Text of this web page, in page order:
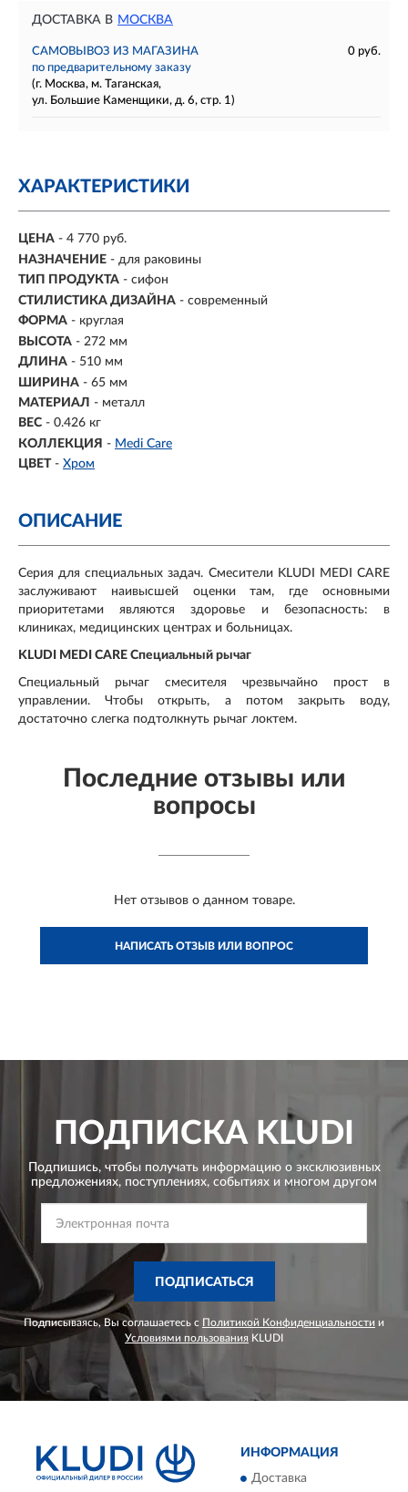
ДОСТАВКА В МОСКВА
САМОВЫВОЗ ИЗ МАГАЗИНА
0 руб.
по предварительному заказу
(г. Москва, м. Таганская,
ул. Большие Каменщики, д. 6, стр. 1)
ХАРАКТЕРИСТИКИ
ЦЕНА - 4 770 руб.
НАЗНАЧЕНИЕ - для раковины
ТИП ПРОДУКТА - сифон
СТИЛИСТИКА ДИЗАЙНА - современный
ФОРМА - круглая
ВЫСОТА - 272 мм
ДЛИНА - 510 мм
ШИРИНА - 65 мм
МАТЕРИАЛ - металл
ВЕС - 0.426 кг
КОЛЛЕКЦИЯ - Medi Care
ЦВЕТ - Хром
ОПИСАНИЕ
Серия для специальных задач. Смесители KLUDI MEDI CARE
заслуживают наивысшей оценки там, где основными
приоритетами являются здоровье и безопасность: в
клиниках, медицинских центрах и больницах.
KLUDI MEDI CARE Специальный рычаг
Специальный рычаг смесителя чрезвычайно прост в
управлении. Чтобы открыть, а потом закрыть воду,
достаточно слегка подтолкнуть рычаг локтем.
Последние отзывы или
вопросы
Нет отзывов о данном товаре.
НАПИСАТЬ ОТЗЫВ ИЛИ ВОПРОС
ПОДПИСКАKLUDI
Подпишись, чтобы получать информацию о эксклюзивных
предложениях, поступлениях, событиях и многом другом
ПОДПИСАТЬСЯ
Подписываясь, Вы соглашаетесь с Политикой Конфиденциальности и
Условиями пользования KLUDI
ИНФОРМАЦИЯ
Доставка